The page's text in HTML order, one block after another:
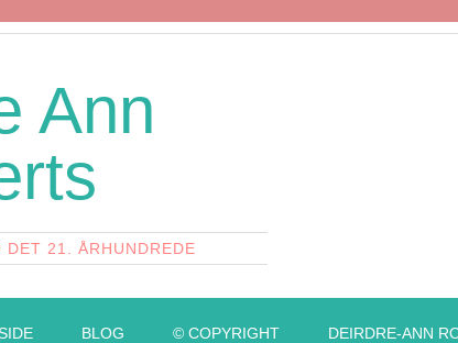
Ann
21. ÅRHUNDREDE
BLOG © COPYRIGHT DEIRDRE-ANN